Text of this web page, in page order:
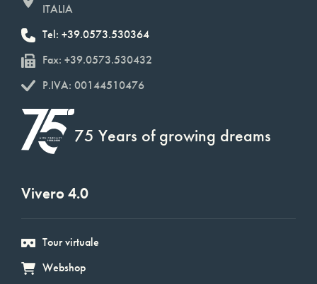
ITALIA
Tel: +39.0573.530364
Fax: +39.0573.530432
P.IVA: 00144510476
75 Years of growing dreams
Vivero 4.0
Tour virtuale
Webshop